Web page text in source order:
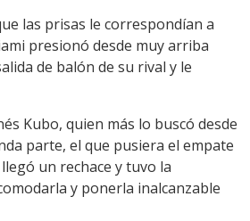
las prisas le correspondían a
presionó desde muy arriba
de balón de su rival y le
Kubo, quien más lo buscó desde
parte, el que pusiera el empate
un rechace y tuvo la
y ponerla inalcanzable